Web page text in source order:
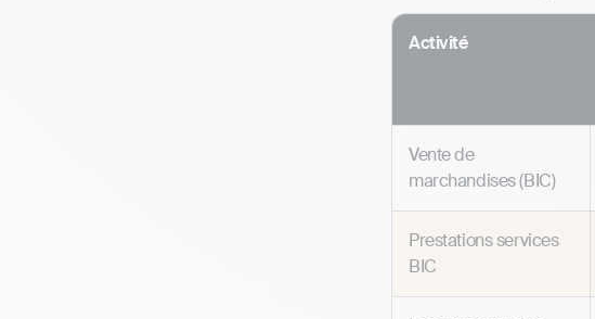
Activité
Vente de
marchandises (BIC)
Prestations services
BIC